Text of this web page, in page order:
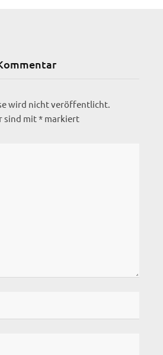
wird nicht veröffentlicht.
sind mit* markiert